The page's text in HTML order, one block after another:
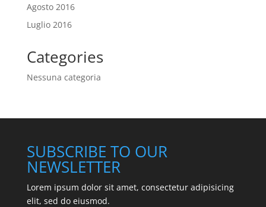
Agosto 2016
Luglio 2016
Categories
Nessuna categoria
SUBSCRIBE TO OUR
NEWSLETTER
Lorem ipsum dolor sit amet, consectetur adipisicing
elit, sed do eiusmod.